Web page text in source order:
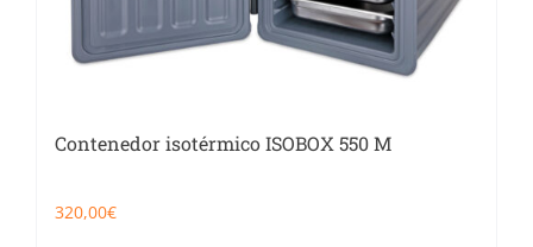
Contenedor isotérmico ISOBOX 550 M
320,00€